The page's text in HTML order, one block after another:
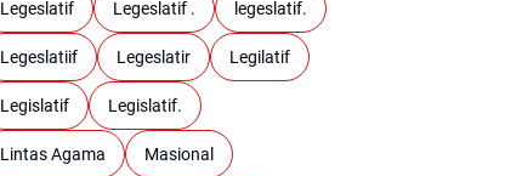
Legeslatif Legeslatif . legeslatif.
Legeslatiif Legeslatir Legilatif
Legislatif Legislatif.
Lintas Agama Masional